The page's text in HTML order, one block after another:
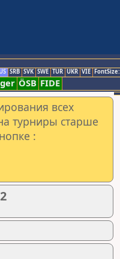
SRB SVK SWE TUR UKR VIE
ÖSB FIDE
всех
турниры старше
: